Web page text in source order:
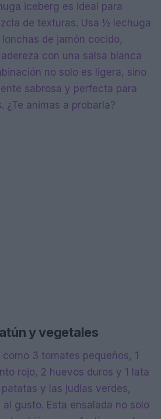
iceberg es ideal para
de texturas. Usa ½ lechuga
de jamón cocido,
con una salsa blanca
no solo es ligera, sino
sabrosa y perfecta para
¿Te animas a probarla?
y vegetales
3 tomates pequeños, 1
rojo, 2 huevos duros y 1 lata
y las judías verdes,
gusto. Esta ensalada no solo